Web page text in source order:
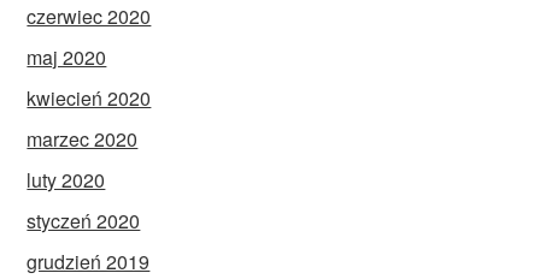
czerwiec 2020
maj 2020
kwiecień 2020
marzec 2020
luty 2020
styczeń 2020
grudzień 2019